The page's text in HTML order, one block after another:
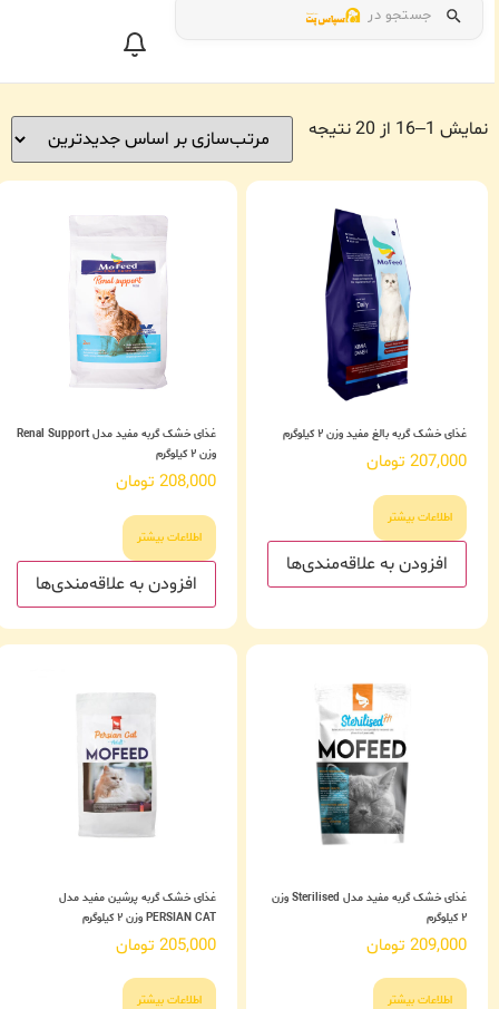
جستجو در
نمایش 1–16 از 20 نتیجه
غذای خشک گربه بالغ مفید وزن ۲ کیلوگرم
207,000 تومان
اطلاعات بیشتر
افزودن به علاقه‌مندی‌ها
غذای خشک گربه مفید مدل Renal Support
وزن ۲ کیلوگرم
208,000 تومان
اطلاعات بیشتر
افزودن به علاقه‌مندی‌ها
غذای خشک گربه مفید مدل Sterilised وزن
۲ کیلوگرم
209,000 تومان
اطلاعات بیشتر
غذای خشک گربه پرشین مفید مدل
PERSIAN CAT وزن ۲ کیلوگرم
205,000 تومان
اطلاعات بیشتر